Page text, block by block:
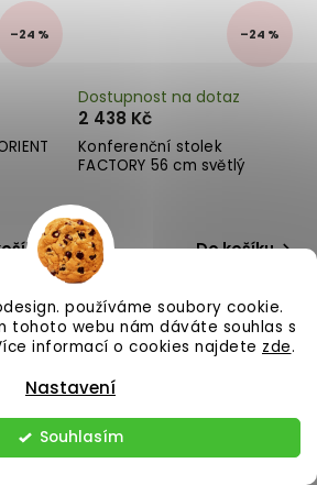
používáme soubory cookie.
tohoto webu nám dáváte souhlas s
informací o cookies najdete zde.
Nastavení
Souhlasím
–24 % –24 %
Konferenční stolek
FACTORY 56 cm světlý
Dostupnost na dotaz
2 438 Kč
Do košíku